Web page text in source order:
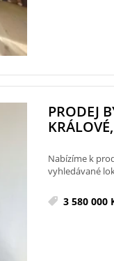
PRODEJ
Nabízíme k
vyhledávané
3 580 000